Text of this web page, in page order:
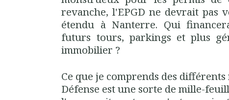
revanche, l'EPGD ne devrait pas
étendu à Nanterre. Qui
futurs tours, parkings et plus
immobilier ?
Ce que je comprends des
Défense est une sorte de mille-